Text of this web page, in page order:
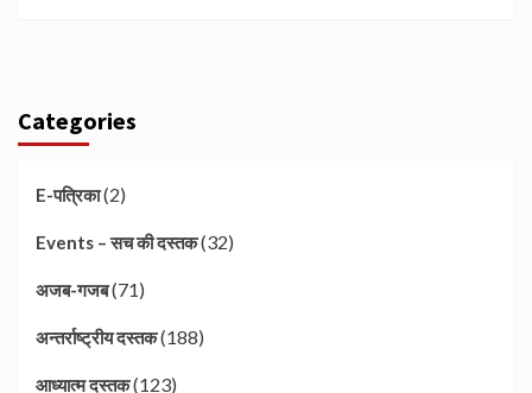
Categories
E-पत्रिका(2)
Events – सच की दस्तक(32)
अजब-गजब(71)
अन्तर्राष्ट्रीय दस्तक(188)
आध्यात्म दस्तक(123)